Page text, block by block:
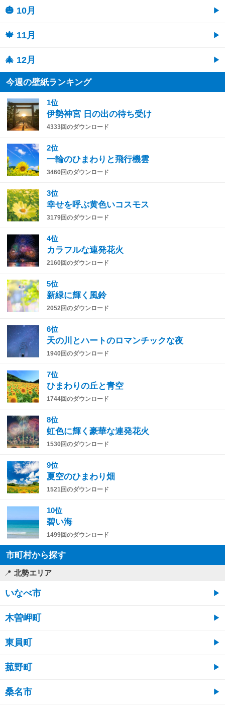
🎃 10月
🍁 11月
🎄 12月
今週の壁紙ランキング
1位
伊勢神宮 日の出の待ち受け
4333回のダウンロード
2位
一輪のひまわりと飛行機雲
3460回のダウンロード
3位
幸せを呼ぶ黄色いコスモス
3179回のダウンロード
4位
カラフルな連発花火
2160回のダウンロード
5位
新緑に輝く風鈴
2052回のダウンロード
6位
天の川とハートのロマンチックな夜
1940回のダウンロード
7位
ひまわりの丘と青空
1744回のダウンロード
8位
虹色に輝く豪華な連発花火
1530回のダウンロード
9位
夏空のひまわり畑
1521回のダウンロード
10位
碧い海
1499回のダウンロード
市町村から探す
北勢エリア
いなべ市
木曽岬町
東員町
菰野町
桑名市